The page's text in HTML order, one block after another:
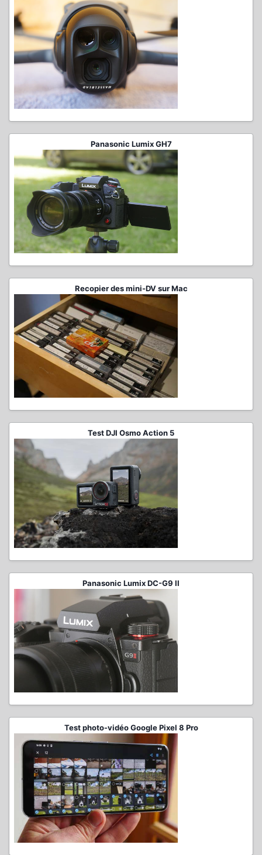
Panasonic Lumix GH7
Recopier des mini-DV sur Mac
Test DJI Osmo Action 5
Panasonic Lumix DC-G9 II
Test photo-vidéo Google Pixel 8 Pro